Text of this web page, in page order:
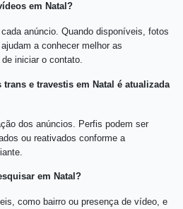
em Natal?
anúncio. Quando disponíveis, fotos
a conhecer melhor as
iniciar o contato.
e travestis em Natal é atualizada
dos anúncios. Perfis podem ser
ou reativados conforme a
em Natal?
como bairro ou presença de vídeo, e